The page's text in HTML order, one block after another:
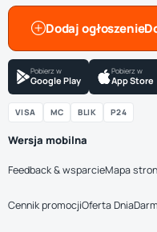
Dodaj ogłoszenie
Pobierz w
Google Play
Pobierz w
App Store
VISA MC BLIK P24
Wersja mobilna
Feedback & wsparcieMapa
Cennik promocjiOferta Dnia